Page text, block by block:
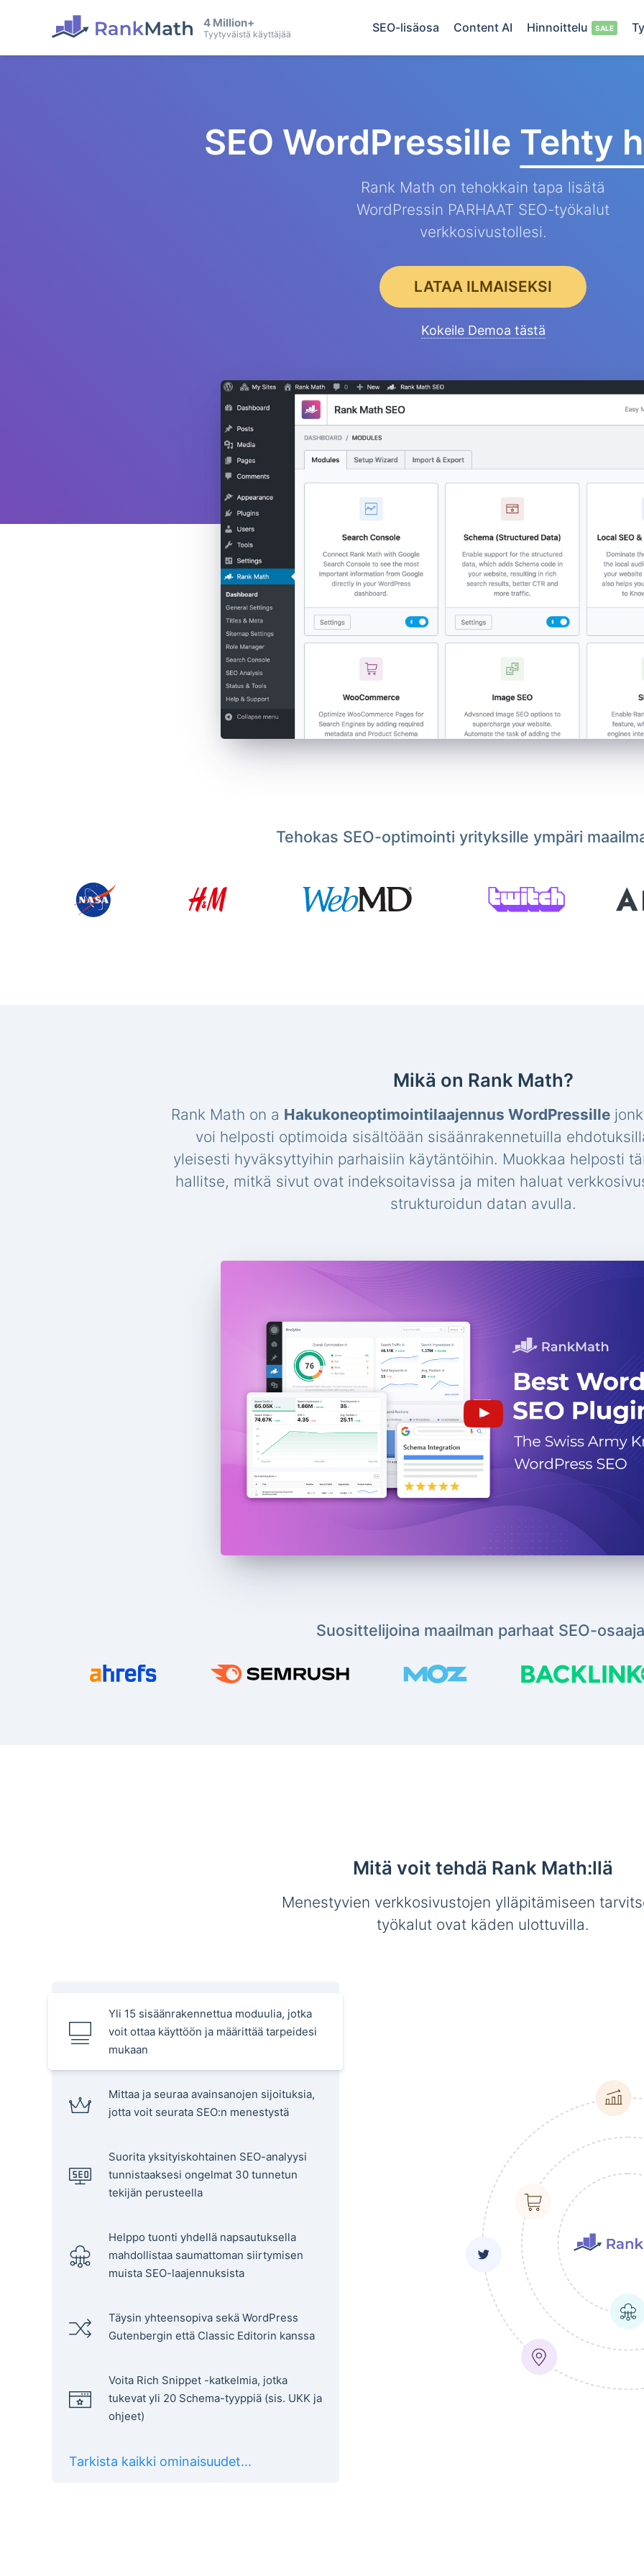
4 Million+
Tyytyväistä käyttäjää SEO-lisäosa Content AI Hinnoittelu
SEO WordPressille Tehty
Rank Math on tehokkain tapa lisätä
WordPressin PARHAAT SEO-työkalut
verkkosivustollesi.
LATAA ILMAISEKSI
Kokeile Demoa tästä
Tehokas SEO-optimointi yrityksille ympäri
Mikä on Rank Math?
Rank Math on a Hakukoneoptimointilaajennus WordPressille
voi helposti optimoida sisältöään sisäänrakennetuilla
yleisesti hyväksyttyihin parhaisiin käytäntöihin. Muokkaa helposti
hallitse, mitkä sivut ovat indeksoitavissa ja miten haluat
strukturoidun datan avulla.
Suosittelijoina maailman parhaat SEO-
Mitä voit tehdä Rank Math:llä
Menestyvien verkkosivustojen ylläpitämiseen
työkalut ovat käden ulottuvilla.
Yli 15 sisäänrakennettua moduulia, jotka
voit ottaa käyttöön ja määrittää tarpeidesi
mukaan
Mittaa ja seuraa avainsanojen sijoituksia,
jotta voit seurata SEO:n menestystä
Suorita yksityiskohtainen SEO-analyysi
tunnistaaksesi ongelmat 30 tunnetun
tekijän perusteella
Helppo tuonti yhdellä napsautuksella
mahdollistaa saumattoman siirtymisen
muista SEO-laajennuksista
Täysin yhteensopiva sekä WordPress
Gutenbergin että Classic Editorin kanssa
Voita Rich Snippet -katkelmia, jotka
tukevat yli 20 Schema-tyyppiä (sis. UKK ja
ohjeet)
Tarkista kaikki ominaisuudet...